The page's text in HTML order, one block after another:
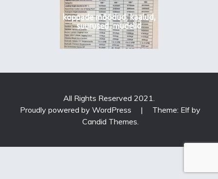
koppade mõõdud, kaalud,
suurused, mudelid
All Rights Reserved 2021.
Proudly powered by WordPress
|
Theme: Elf by
Candid Themes.